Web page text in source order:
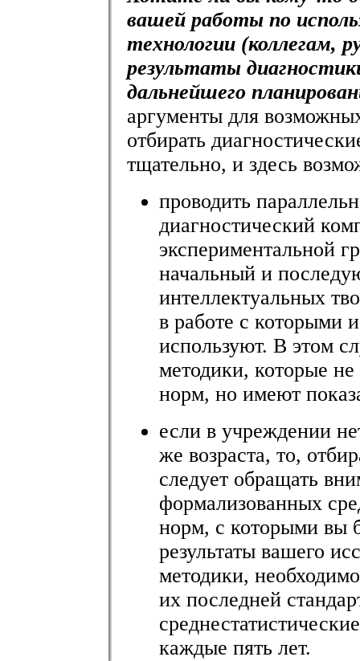
вашей работы по
технологии (коллегам,
результаты
дальнейшего
аргументы для
отбирать
тщательно, и здесь
проводить
диагностический
экспериментальной
начальный и
интеллектуальных
в работе с которыми
используют. В этом
методики, которые
норм, но имеют
если в учреждении
же возраста, то,
следует обращать
формализованных
норм, с которыми вы
результаты вашего
методики,
их последней
каждые пять лет.